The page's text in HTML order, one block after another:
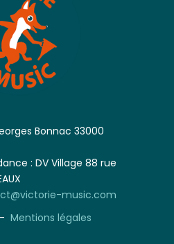
Bonnac 33000
: DV Village 88 rue
music.com
–Mentions légales